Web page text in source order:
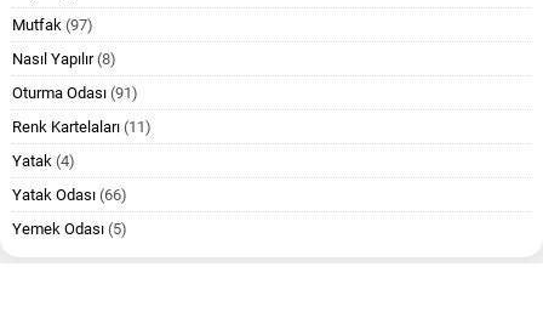
Mutfak (97)
Nasıl Yapılır(8)
Oturma Odası (91)
Renk Kartelaları (11)
Yatak (4)
Yatak Odası (66)
Yemek Odası (5)